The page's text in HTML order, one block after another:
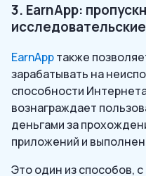
3. EarnApp:
EarnAppтакже
зарабатывать на
способности
вознаграждает
деньгами за
приложений и
Это один из способов, с